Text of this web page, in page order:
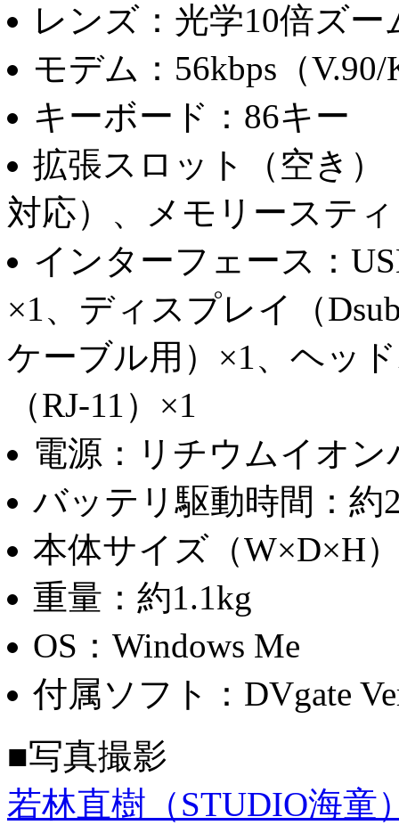
レンズ：光学10倍ズー
モデム：56kbps（
キーボード：86キー
拡張スロット（空き）
対応）、メモリーステ
インターフェース：
×1、ディスプレイ（
ケーブル用）×1、ヘッ
（RJ-11）×1
電源：リチウムイオ
バッテリ駆動時間：約
本体サイズ（W×D×H
重量：約1.1kg
OS：Windows Me
付属ソフト：DVgate
■写真撮影
若林直樹（STUDIO海童